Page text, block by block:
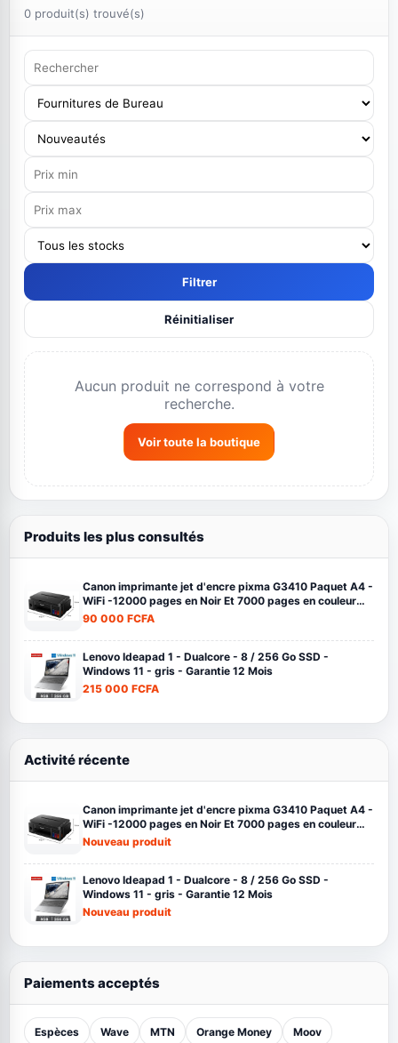
0 produit(s) trouvé(s)
Filtrer
Réinitialiser
Aucun produit ne correspond à votre
recherche.
Voir toute la boutique
Produits les plus consultés
Canon imprimante jet d'encre pixma G3410 Paquet A4 -
WiFi -12000 pages en Noir Et 7000 pages en couleur
noir
90 000 FCFA
Lenovo Ideapad 1 - Dualcore - 8 / 256 Go SSD -
Windows 11 - gris - Garantie 12 Mois
215 000 FCFA
Activité récente
Canon imprimante jet d'encre pixma G3410 Paquet A4 -
WiFi -12000 pages en Noir Et 7000 pages en couleur
noir
Nouveau produit
Lenovo Ideapad 1 - Dualcore - 8 / 256 Go SSD -
Windows 11 - gris - Garantie 12 Mois
Nouveau produit
Paiements acceptés
Espèces Wave MTN Orange Money Moov